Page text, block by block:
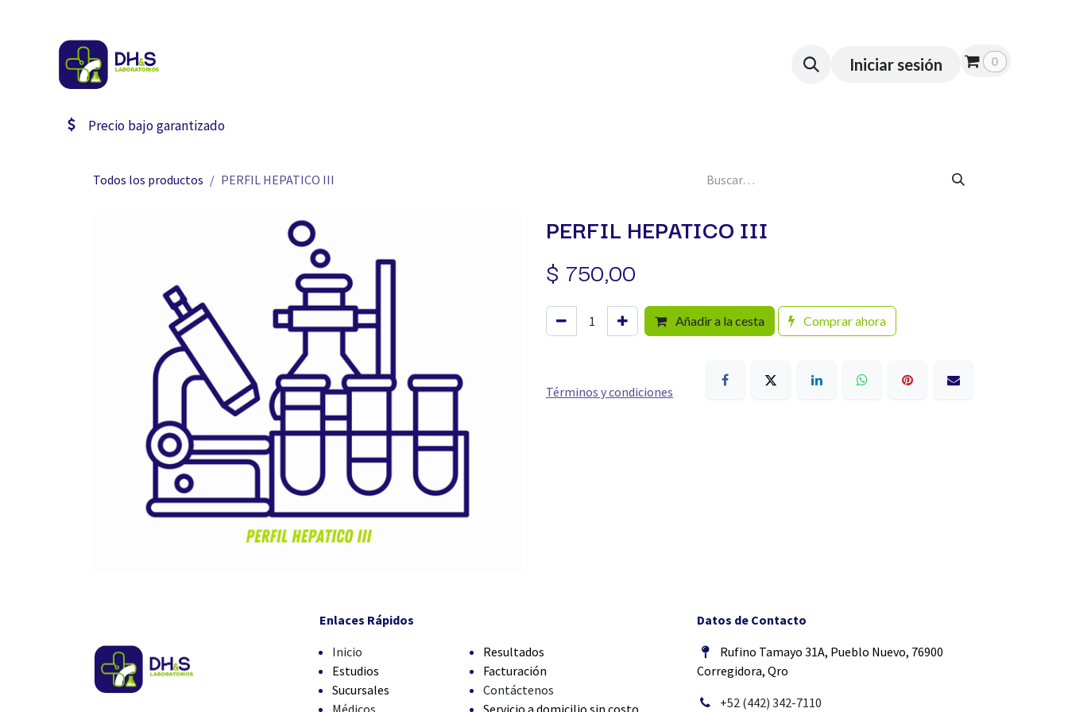
EmpresasIniciar sesión 0
Precio bajo garantizado
Todos los productos PERFIL HEPATICO III
PERFIL HEPATICO III
$ 750,00
Añadir a la cesta Comprar ahora
Términos y condiciones
Enlaces Rápidos
Inicio
Estudios
Sucursales
Médicos
Resultados
Facturación
Contáctenos
Servicio a domicilio sin costo
Datos de Contacto
Rufino Tamayo 31A, Pueblo Nuevo, 76900
Corregidora, Qro
+52 (442) 342-7110